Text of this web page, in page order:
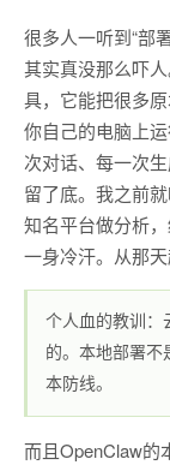
很多人一听到“部
其实真没那么吓
具，它能把很多
你自己的电脑上
次对话、每一次
留了底。我之前
知名平台做分析
一身冷汗。从那
个人血的教训：
的。本地部署
本防线。
而且OpenClaw的